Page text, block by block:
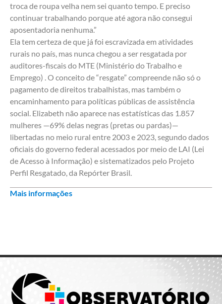
troca de roupa velha nem sei quanto tempo. E preciso
continuar trabalhando porque até agora não consegui
aposentadoria nenhuma.”⁠
⁠Ela tem certeza de que já foi escravizada em atividades
rurais no país, mas nunca chegou a ser resgatada por
auditores-fiscais do MTE (Ministério do Trabalho e
Emprego) . O conceito de “resgate” compreende não só o
pagamento de direitos trabalhistas, mas também o
encaminhamento para políticas públicas de assistência
social. ⁠Elizabeth não aparece nas estatísticas das 1.857
mulheres —69% delas negras (pretas ou pardas)—
libertadas no meio rural entre 2003 e 2023, segundo dados
oficiais do governo federal acessados por meio de LAI (Lei
de Acesso à Informação) e sistematizados pelo Projeto
Perfil Resgatado, da Repórter Brasil.⁠
Mais informações